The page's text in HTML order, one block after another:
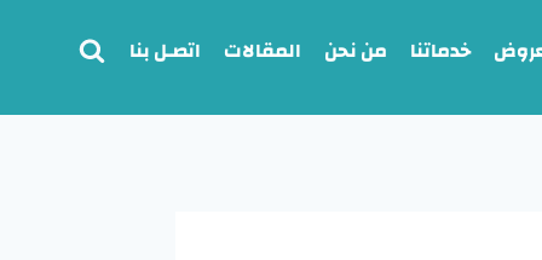
خدماتنا من نحن المقالات اتصـل بنا